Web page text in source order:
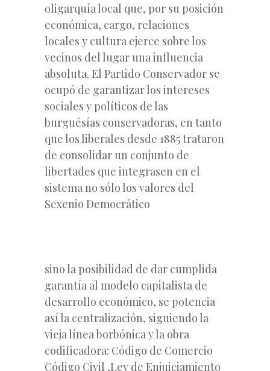
oligarquía local que, por su posición
económica, cargo, relaciones
locales y cultura ejerce sobre los
vecinos del lugar una influencia
absoluta. El Partido Conservador se
ocupó de garantizar los intereses
sociales y políticos de las
burguésías conservadoras, en tanto
que los liberales desde 1885 trataron
de consolidar un conjunto de
libertades que integrasen en el
sistema no sólo los valores del
Sexenio Democrático
sino la posibilidad de dar cumplida
garantía al modelo capitalista de
desarrollo económico, se potencia
así la centralización, siguiendo la
vieja línea borbónica y la obra
codificadora: Código de Comercio
Código Civil ,Ley de Enjuiciamiento